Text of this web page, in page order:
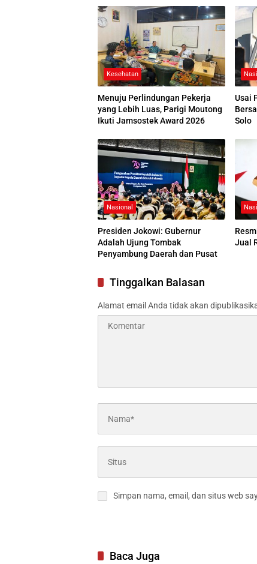
Kesehatan
Menuju Perlindungan Pekerja
yang Lebih Luas, Parigi Moutong
Ikuti Jamsostek Award 2026
Usai
Solo
Nasional
Presiden Jokowi: Gubernur
Adalah Ujung Tombak
Penyambung Daerah dan Pusat
Jual
Tinggalkan Balasan
Alamat email Anda tidak akan
Simpan nama, email, dan situs web
Baca Juga